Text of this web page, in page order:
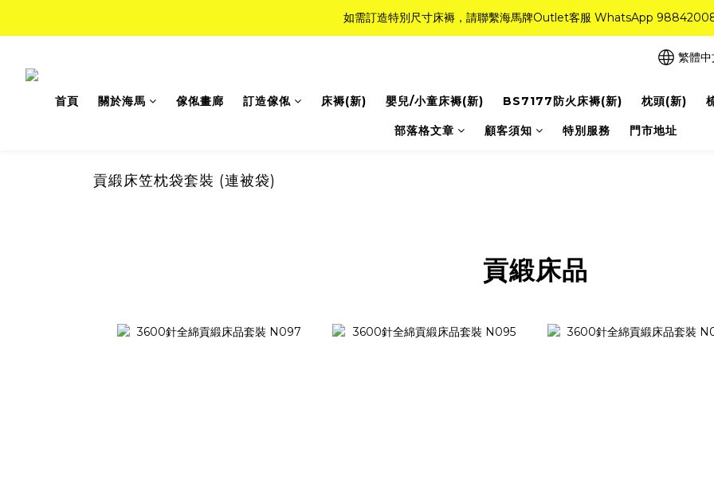
如需訂造特別尺寸床褥，請聯繫海馬牌Outlet客服 WhatsApp
如需訂造特別尺寸床褥，請聯繫海馬牌Outlet客服 WhatsApp
Top-Tier Quality系列床褥82折(新永久記憶床褥 及 健康記憶床褥)＋送禮品＋免運費(
如需訂造特別尺寸床褥，請聯繫海馬牌Outlet客服 WhatsApp 98842008
繁體中
首頁 關於海馬 傢俬畫廊 訂造傢俬 床褥(新) 嬰兒/小童床褥(新) BS7177防火床褥(新) 枕頭(新)
部落格文章 顧客須知 特別服務 門市地址
貢緞床笠枕袋套裝 (連被袋)
貢緞床品